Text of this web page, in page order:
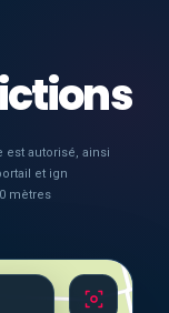
est autorisé, ainsi
et ign
mètres